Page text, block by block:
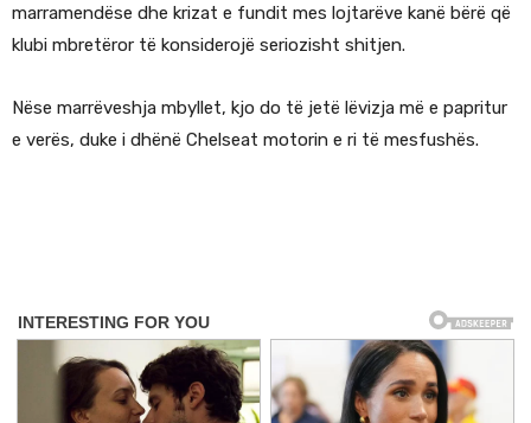
marramendëse dhe krizat e fundit mes lojtarëve kanë bërë që
klubi mbretëror të konsiderojë seriozisht shitjen.
Nëse marrëveshja mbyllet, kjo do të jetë lëvizja më e papritur
e verës, duke i dhënë Chelseat motorin e ri të mesfushës.